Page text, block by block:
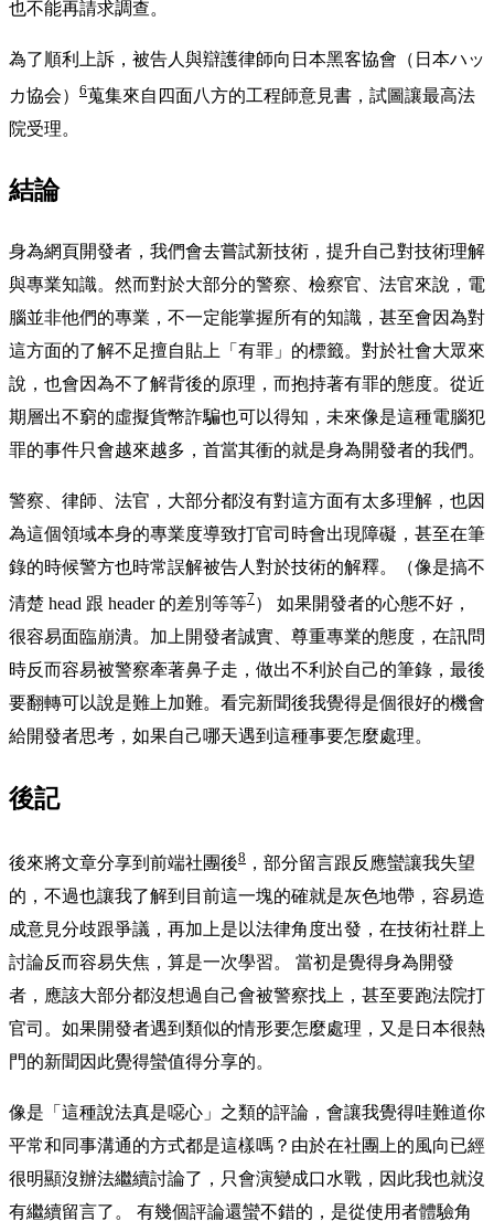
也不能再請求調查。
為了順利上訴，被告人與辯護律師向日本黑客協會（日本ハッ
カ協会） 6蒐集來自四面八方的工程師意見書，試圖讓最高法
院受理。
結論
身為網頁開發者，我們會去嘗試新技術，提升自己對技術理解
與專業知識。然而對於大部分的警察、檢察官、法官來說，電
腦並非他們的專業，不一定能掌握所有的知識，甚至會因為對
這方面的了解不足擅自貼上「有罪」的標籤。對於社會大眾來
說，也會因為不了解背後的原理，而抱持著有罪的態度。從近
期層出不窮的虛擬貨幣詐騙也可以得知，未來像是這種電腦犯
罪的事件只會越來越多，首當其衝的就是身為開發者的我們。
警察、律師、法官，大部分都沒有對這方面有太多理解，也因
為這個領域本身的專業度導致打官司時會出現障礙，甚至在筆
錄的時候警方也時常誤解被告人對於技術的解釋。（像是搞不
清楚 head 跟 header 的差別等等7 ） 如果開發者的心態不好，
很容易面臨崩潰。加上開發者誠實、尊重專業的態度，在訊問
時反而容易被警察牽著鼻子走，做出不利於自己的筆錄，最後
要翻轉可以說是難上加難。看完新聞後我覺得是個很好的機會
給開發者思考，如果自己哪天遇到這種事要怎麼處理。
後記
後來將文章分享到前端社團後8 ，部分留言跟反應蠻讓我失望
的，不過也讓我了解到目前這一塊的確就是灰色地帶，容易造
成意見分歧跟爭議，再加上是以法律角度出發，在技術社群上
討論反而容易失焦，算是一次學習。 當初是覺得身為開發
者，應該大部分都沒想過自己會被警察找上，甚至要跑法院打
官司。如果開發者遇到類似的情形要怎麼處理，又是日本很熱
門的新聞因此覺得蠻值得分享的。
像是「這種說法真是噁心」之類的評論，會讓我覺得哇難道你
平常和同事溝通的方式都是這樣嗎？由於在社團上的風向已經
很明顯沒辦法繼續討論了，只會演變成口水戰，因此我也就沒
有繼續留言了。 有幾個評論還蠻不錯的，是從使用者體驗角